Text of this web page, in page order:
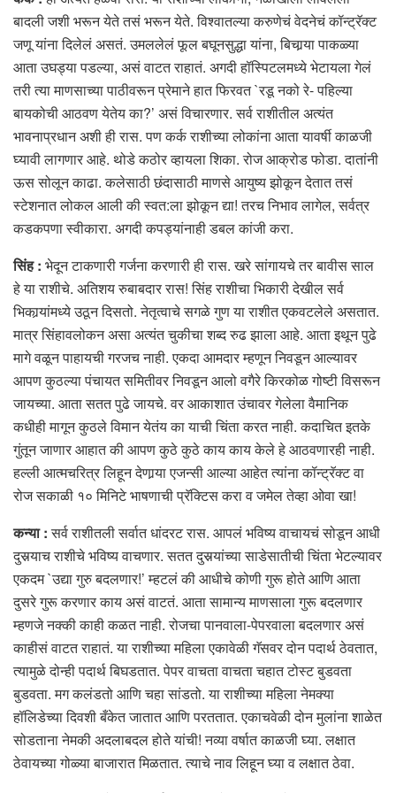
बादली जशी भरून येते तसं भरून येते. विश्वातल्या करुणेचं वेदनेचं कॉन्ट्रॅक्ट
जणू यांना दिलेलं असतं. उमललेलं फूल बघूनसुद्धा यांना, बिचार्‍या पाकळ्या
आता उघड्या पडल्या, असं वाटत राहातं. अगदी हॉस्पिटलमध्ये भेटायला गेलं
तरी त्या माणसाच्या पाठीवरून प्रेमाने हात फिरवत `रडू नको रे- पहिल्या
बायकोची आठवण येतेय का?’ असं विचारणार. सर्व राशीतील अत्यंत
भावनाप्रधान अशी ही रास. पण कर्क राशीच्या लोकांना आता यावर्षी काळजी
घ्यावी लागणार आहे. थोडे कठोर व्हायला शिका. रोज आक्रोड फोडा. दातांनी
ऊस सोलून काढा. कलेसाठी छंदासाठी माणसे आयुष्य झोकून देतात तसं
स्टेशनात लोकल आली की स्वत:ला झोकून द्या! तरच निभाव लागेल, सर्वत्र
कडकपणा स्वीकारा. अगदी कपड्यांनाही डबल कांजी करा.
सिंह : भेदून टाकणारी गर्जना करणारी ही रास. खरे सांगायचे तर बावीस साल
हे या राशीचे. अतिशय रुबाबदार रास! सिंह राशीचा भिकारी देखील सर्व
भिकार्‍यांमध्ये उठून दिसतो. नेतृत्वाचे सगळे गुण या राशीत एकवटलेले असतात.
मात्र सिंहावलोकन असा अत्यंत चुकीचा शब्द रुढ झाला आहे. आता इथून पुढे
मागे वळून पाहायची गरजच नाही. एकदा आमदार म्हणून निवडून आल्यावर
आपण कुठल्या पंचायत समितीवर निवडून आलो वगैरे किरकोळ गोष्टी विसरून
जायच्या. आता सतत पुढे जायचे. वर आकाशात उंचावर गेलेला वैमानिक
कधीही मागून कुठले विमान येतंय का याची चिंता करत नाही. कदाचित इतके
गुंतून जाणार आहात की आपण कुठे कुठे काय काय केले हे आठवणारही नाही.
हल्ली आत्मचरित्र लिहून देणार्‍या एजन्सी आल्या आहेत त्यांना कॉन्ट्रॅक्ट वा
रोज सकाळी १० मिनिटे भाषणाची प्रॅक्टिस करा व जमेल तेव्हा ओवा खा!
कन्या :सर्व राशीतली सर्वात धांदरट रास. आपलं भविष्य वाचायचं सोडून आधी
दुसर्‍याच राशीचे भविष्य वाचणार. सतत दुसर्‍यांच्या साडेसातीची चिंता भेटल्यावर
एकदम `उद्या गुरु बदलणार!’ म्हटलं की आधीचे कोणी गुरू होते आणि आता
दुसरे गुरू करणार काय असं वाटतं. आता सामान्य माणसाला गुरू बदलणार
म्हणजे नक्की काही कळत नाही. रोजचा पानवाला-पेपरवाला बदलणार असं
काहीसं वाटत राहातं. या राशीच्या महिला एकावेळी गॅसवर दोन पदार्थ ठेवतात,
त्यामुळे दोन्ही पदार्थ बिघडतात. पेपर वाचता वाचता चहात टोस्ट बुडवता
बुडवता. मग कलंडतो आणि चहा सांडतो. या राशीच्या महिला नेमक्या
हॉलिडेच्या दिवशी बँकेत जातात आणि परततात. एकाचवेळी दोन मुलांना शाळेत
सोडताना नेमकी अदलाबदल होते यांची! नव्या वर्षात काळजी घ्या. लक्षात
ठेवायच्या गोळ्या बाजारात मिळतात. त्याचे नाव लिहून घ्या व लक्षात ठेवा.